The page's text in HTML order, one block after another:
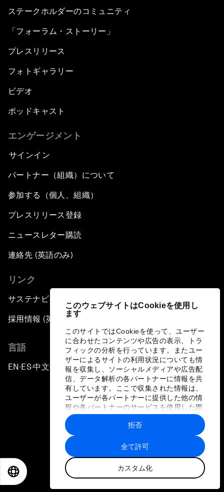
このウェブサイトはCookieを使用し
ます
このサイトではCookieを使って、ユーザー
に合わせたコンテンツや広告の表示、トラ
フィックの分析を行っています。またユー
ザーによるサイトの利用状況についても情
報を収集し、ソーシャルメディアや広告配
信、データ解析の各パートナーに情報を共
有しています。ここで収集された情報は、
ユーザーが各パートナーに提供した他の情
報や各パートナーのサービスを使用した際
に収集された情報と組み合わされ、各パー
トナーによって使用されることがありま
す。
全て許可
カスタム化
拒否
ステークホルダーのコミュニティ
「フォーラム・ストーリー」
プレスリリース
フォトギャラリー
ビデオ
ポッドキャスト
エンゲージメント
サインイン
パートナー（組織）について
参加する（個人、組織）
プレスリリース登録
ニュースレター購読
連絡先 (英語のみ)
リンク
サステナビリティへの取り組み
採用情報 (英語のみ)
言語
EN ▪ES▪中文▪ 日本語
プライバシーポリシーと利用規約
サイトマップ
©
世界経済フォーラム